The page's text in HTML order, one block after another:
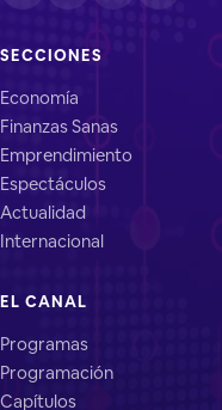
SECCIONES
Economía
Finanzas Sanas
Emprendimiento
Espectáculos
Actualidad
Internacional
EL CANAL
Programas
Programación
Capítulos